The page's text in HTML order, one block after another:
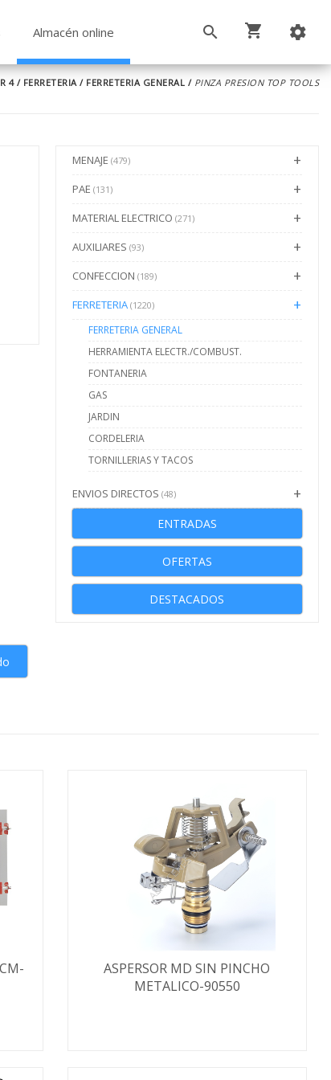
Almacén online
4/ FERRETERIA/ FERRETERIA GENERAL / PINZA PRESION TOP TOOLS
MENAJE (479)
PAE (131)
MATERIAL ELECTRICO (271)
AUXILIARES (93)
CONFECCION (189)
FERRETERIA (1220)
FERRETERIA GENERAL
HERRAMIENTA ELECTR./COMBUST.
FONTANERIA
GAS
JARDIN
CORDELERIA
TORNILLERIAS Y TACOS
ENVIOS DIRECTOS (48)
ENTRADAS
OFERTAS
DESTACADOS
ASPERSOR MD SIN PINCHO
METALICO-90550